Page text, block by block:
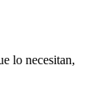
lo necesitan,